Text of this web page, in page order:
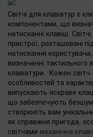
Світчі для клавіатур є
компонентами, що
натисканні клавіш.
пристрої, розташовані
натискання
визначенні тактильного
клавіатури. Кожен світч
особливостей та
випускають яскраве
що забезпечують
створюють вам
як справжня пригода,
світчами механічна